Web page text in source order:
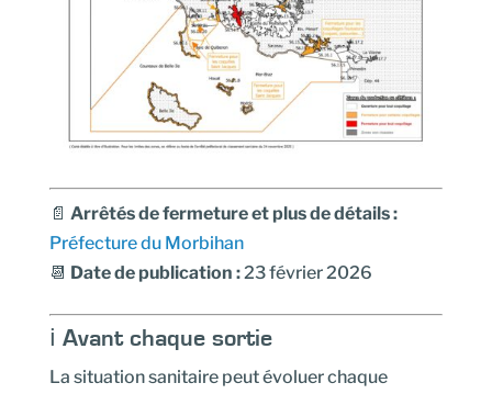
📄 Arrêtés de fermeture et plus de détails:
Préfecture du Morbihan
📆 Date de publication :23 février 2026
ℹ️ Avant chaque sortie
La situation sanitaire peut évoluer chaque